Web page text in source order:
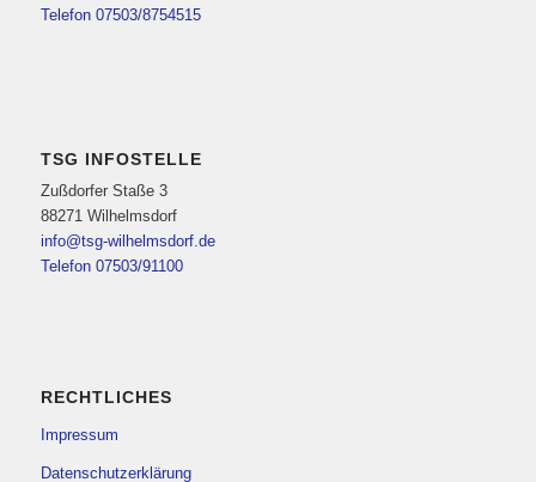
Telefon 07503/8754515
TSG INFOSTELLE
Zußdorfer Staße 3
88271 Wilhelmsdorf
info@tsg-wilhelmsdorf.de
Telefon 07503/91100
RECHTLICHES
Impressum
Datenschutzerklärung